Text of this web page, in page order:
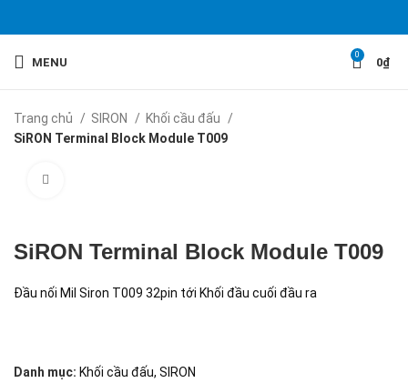
MENU
0
0₫
Trang chủ SIRON
Khối cầu đấu
SiRON Terminal Block Module T009
SiRON Terminal Block Module T009
Đầu nối Mil Siron T009 32pin tới Khối đầu cuối đầu ra
Danh mục: Khối cầu đấu, SIRON